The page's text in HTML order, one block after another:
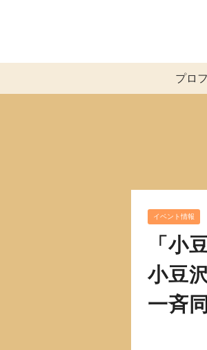
プロ
イベント情報
「小
小豆
一斉